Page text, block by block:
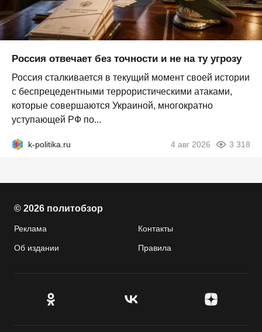
Россия отвечает без точности и не на ту угрозу
Россия сталкивается в текущий момент своей истории
с беспрецедентными террористическими атаками,
которые совершаются Украиной, многократно
уступающей РФ по...
k-politika.ru 4 авг 2026 3 318
© 2026 политобзор
Реклама Контакты
Об издании Правила